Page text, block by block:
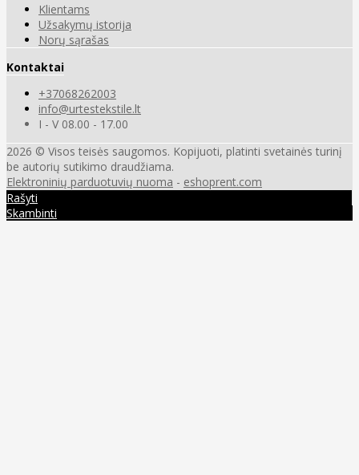
Klientams
Užsakymų istorija
Norų sąrašas
Kontaktai
+37068262003
info@urtestekstile.lt
I - V 08.00 - 17.00
2026 © Visos teisės saugomos. Kopijuoti, platinti svetainės turinį
be autorių sutikimo draudžiama.
Elektroninių parduotuvių nuoma - eshoprent.com
Rašyti
Skambinti